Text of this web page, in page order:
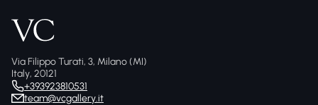
Via Filippo Turati, 3, Milano (MI)
Italy, 20121
+393923810531
team@vcgallery.it